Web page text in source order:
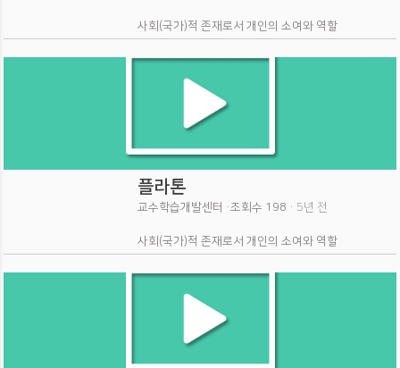
사회(국가)적 존재로서 개인의 소여와 역할
플라톤
교수학습개발센터 ·조회수 198 · 5년 전
사회(국가)적 존재로서 개인의 소여와 역할